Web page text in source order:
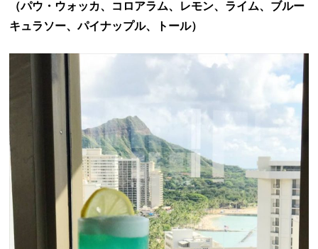
（パウ・ウォッカ、コロアラム、レモン、ライム、ブルー
キュラソー、パイナップル、トール）